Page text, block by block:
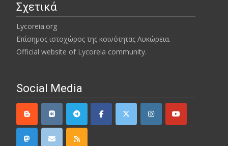
Σχετικά
Lycoreia.org
Επίσημος ιστοχώρος της κοινότητας Λυκώρεια.
Official website of Lycoreia community.
Social Media